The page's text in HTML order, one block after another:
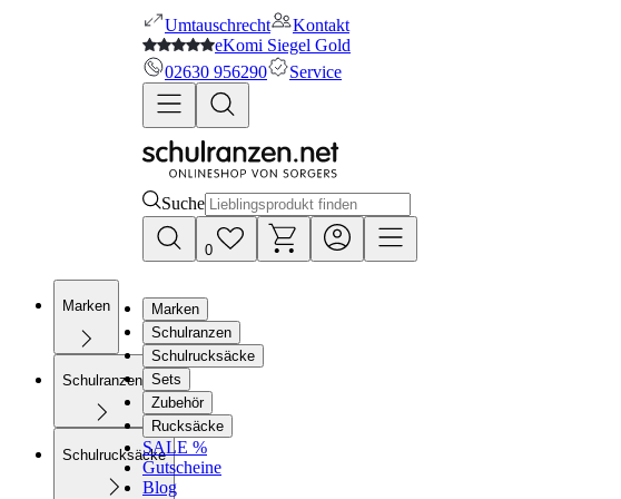
Umtauschrecht
Kontakt
eKomi Siegel Gold
02630 956290
Service
Suche
0
Marken
Schulranzen
Schulrucksäcke
Marken
Schulranzen
Schulrucksäcke
Sets
Zubehör
Rucksäcke
SALE %
Gutscheine
Blog